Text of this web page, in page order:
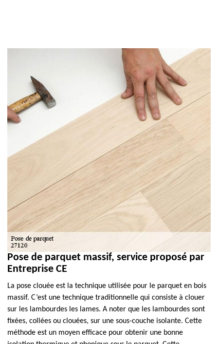
Pose de parquet massif, service proposé par
Entreprise CE
La pose clouée est la technique utilisée pour le parquet en bois
massif. C’est une technique traditionnelle qui consiste à clouer
sur les lambourdes les lames. A noter que les lambourdes sont
fixées, collées ou clouées, sur une sous-couche isolante. Cette
méthode est un moyen efficace pour obtenir une bonne